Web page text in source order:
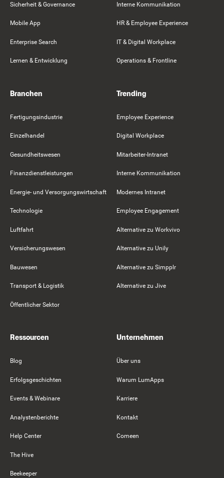
Sicherheit & Governance
Mobile App
Enterprise Search
Lernen & Entwicklung
Interne Kommunikation
HR & Employee Experience
IT & Digital Workplace
Operations & Frontline
Branchen
Fertigungsindustrie
Einzelhandel
Gesundheitswesen
Finanzdienstleistungen
Energie- und Versorgungswirtschaft
Technologie
Luftfahrt
Versicherungswesen
Bauwesen
Transport & Logistik
Öffentlicher Sektor
Trending
Employee Experience
Digital Workplace
Mitarbeiter-Intranet
Interne Kommunikation
Modernes Intranet
Employee Engagement
Alternative zu Workvivo
Alternative zu Unily
Alternative zu Simpplr
Alternative zu Jive
Ressourcen
Blog
Erfolgsgeschichten
Events & Webinare
Analystenberichte
Help Center
The Hive
Beekeeper
Unternehmen
Über uns
Warum LumApps
Karriere
Kontakt
Comeen